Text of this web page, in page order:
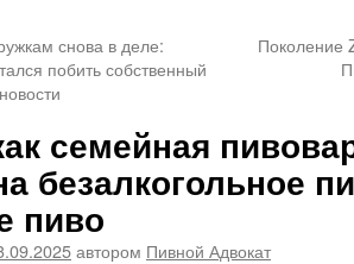
снова в деле:
побить собственный
Поколение
семейная
безалкогольное
пиво
автором Пивной Адвокат